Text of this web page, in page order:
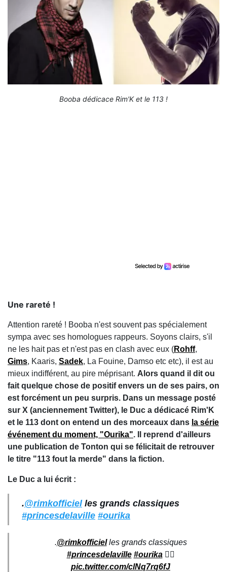
Booba dédicace Rim'K et le 113 !
Une rareté !
Attention rareté ! Booba n'est souvent pas spécialement
sympa avec ses homologues rappeurs. Soyons clairs, s'il
ne les hait pas et n'est pas en clash avec eux (Rohff,
Gims, Kaaris, Sadek, La Fouine, Damso etc etc), il est au
mieux indifférent, au pire méprisant. Alors quand il dit ou
fait quelque chose de positif envers un de ses pairs, on
est forcément un peu surpris. Dans un message posté
sur X (anciennement Twitter), le Duc a dédicacé Rim'K
et le 113 dont on entend un des morceaux dans la série
événement du moment, "Ourika". Il reprend d'ailleurs
une publication de Tonton qui se félicitait de retrouver
le titre "113 fout la merde" dans la fiction.
Le Duc a lui écrit :
.@rimkofficielles grands classiques
#princesdelaville #ourika
.@rimkofficielles grands classiques
#princesdelaville #ourika🏴‍☠️
pic.twitter.com/clNq7rq6fJ